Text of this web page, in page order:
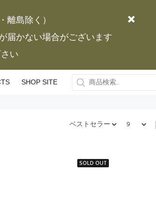
離島除く）
届かない場合がございます
い
SHOP SITE
SOLD OUT